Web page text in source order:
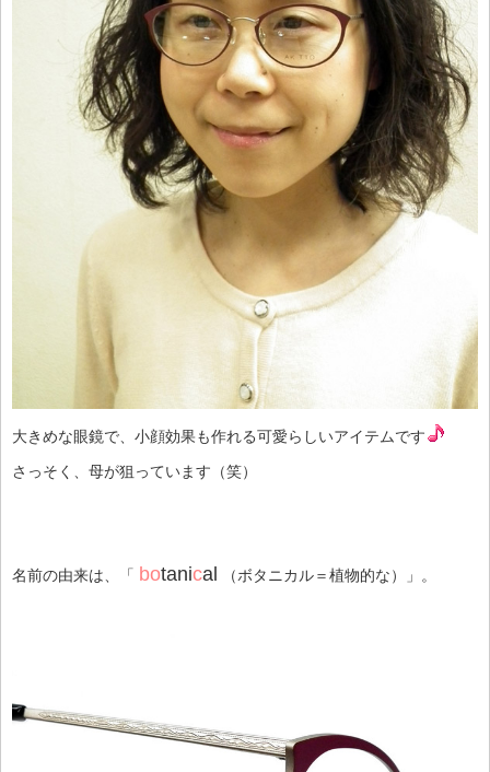
大きめな眼鏡で、小顔効果も作れる可愛らしいアイテムです
さっそく、母が狙っています（笑）
名前の由来は、「 botanical （ボタニカル＝植物的な）」。